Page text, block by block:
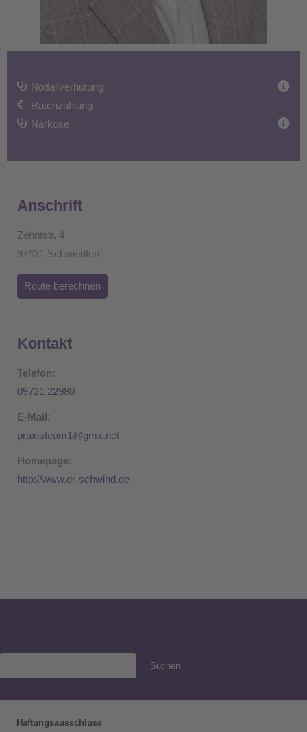
Notfallverhütung
Ratenzahlung
Narkose
Anschrift
Zehntstr. 4
97421 Schweinfurt
Route berechnen
Kontakt
Telefon:
09721 22980
E-Mail:
praxisteam1@gmx.net
Homepage:
http://www.dr-schwind.de
Suchen
Haftungsausschluss